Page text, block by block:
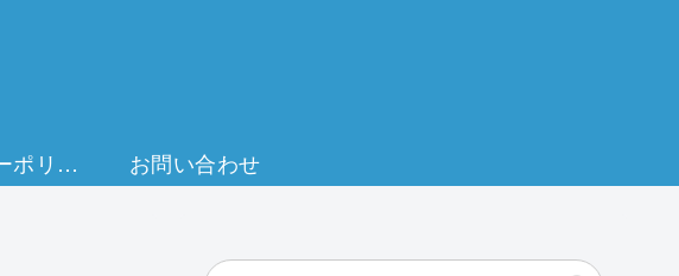
プライバシーポリシー お問い合わせ